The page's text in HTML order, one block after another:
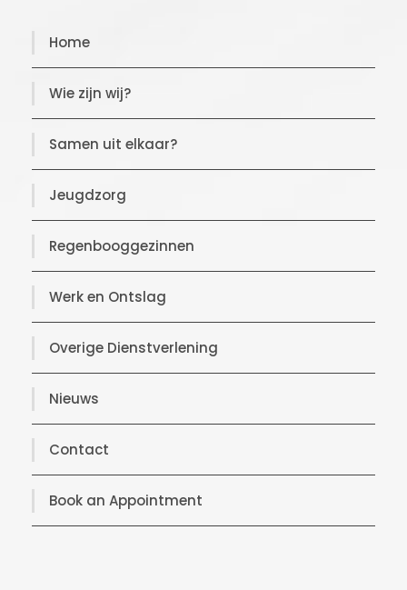
Home
Wie zijn wij?
Samen uit elkaar?
Jeugdzorg
Regenbooggezinnen
Werk en Ontslag
Overige Dienstverlening
Nieuws
Contact
Book an Appointment